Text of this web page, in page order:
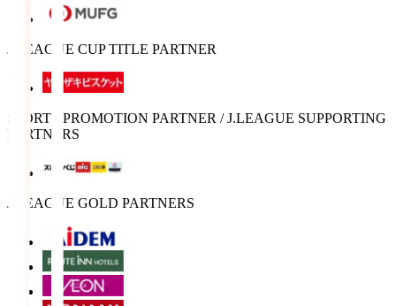
J.LEAGUE CUP TITLE PARTNER
SPORTS PROMOTION PARTNER / J.LEAGUE SUPPORTING
PARTNERS
J.LEAGUE GOLD PARTNERS